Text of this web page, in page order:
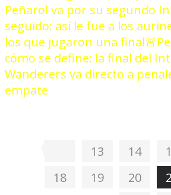
Peñarol va por su segundo
seguido: así le fue a los
los que jugaron una final
cómo se define: la final del
Wanderers va directo a
empate
13 14
18
19 20